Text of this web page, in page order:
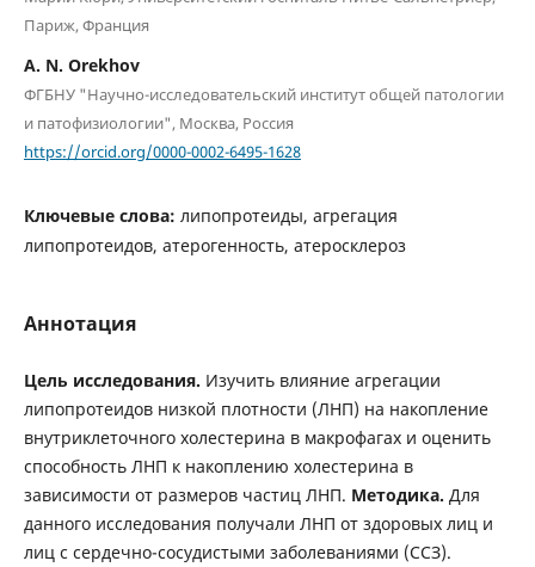
Париж, Франция
A. N. Orekhov
ФГБНУ "Научно-исследовательский институт общей патологии
и патофизиологии", Москва, Россия
https://orcid.org/0000-0002-6495-1628
Ключевые слова: липопротеиды, агрегация
липопротеидов, атерогенность, атеросклероз
Аннотация
Цель исследования. Изучить влияние агрегации
липопротеидов низкой плотности (ЛНП) на накопление
внутриклеточного холестерина в макрофагах и оценить
способность ЛНП к накоплению холестерина в
зависимости от размеров частиц ЛНП. Методика. Для
данного исследования получали ЛНП от здоровых лиц и
лиц с сердечно-сосудистыми заболеваниями (ССЗ).